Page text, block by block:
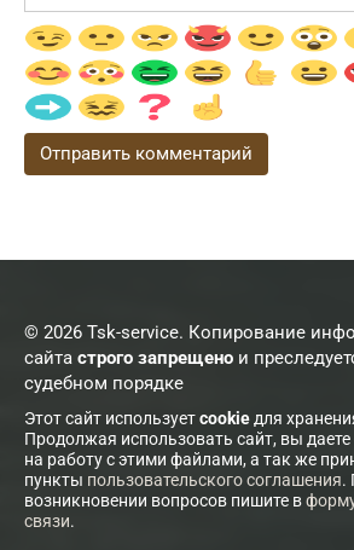
© 2026 Tsk-service. Копирование
сайта строго запрещено и
судебном порядке
Этот сайт используетcookie для
Продолжая использовать сайт, вы даете
на работу с этими файлами, а так же
пункты пользовательского соглашения.
возникновении вопросов пишите в
связи.